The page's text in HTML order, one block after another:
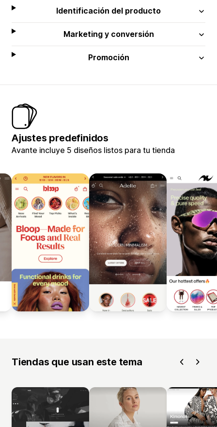
Identificación del producto
Marketing y conversión
Promoción
Ajustes predefinidos
Avante incluye 5 diseños listos para tu tienda
Tiendas que usan este tema